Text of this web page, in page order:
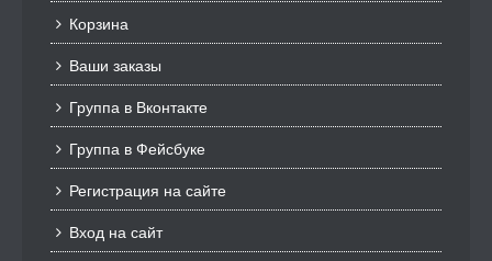
Корзина
Ваши заказы
Группа в Вконтакте
Группа в Фейсбуке
Регистрация на сайте
Вход на сайт